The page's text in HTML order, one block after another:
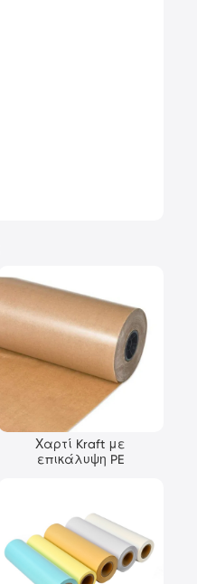
Χαρτί Kraft με
επικάλυψη PE